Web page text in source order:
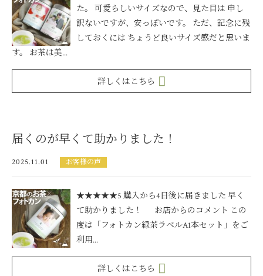
た。 可愛らしいサイズなので、見た目は 申し
訳ないですが、安っぽいです。 ただ、記念に残
しておくには ちょうど良いサイズ感だと思いま
す。 お茶は美...
詳しくはこちら
届くのが早くて助かりました！
2025.11.01 お客様の声
★★★★★5 購入から4日後に届きました 早く
て助かりました！ お店からのコメント この
度は「フォトカン緑茶ラベルA1本セット」をご
利用...
詳しくはこちら